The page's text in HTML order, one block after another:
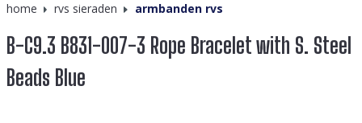
home rvs sieraden armbanden rvs
B-C9.3 B831-007-3 Rope Bracelet with S. Steel
Beads Blue